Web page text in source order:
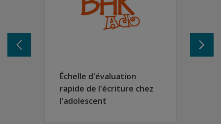
notation manuelle
Formats d'administration:
Échelle d'évaluation
rapide de l'écriture chez
l'adolescent